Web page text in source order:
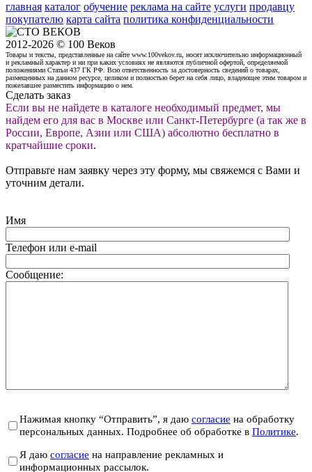
главная каталог обучение реклама на сайте услуги продавцу
покупателю карта сайта политика конфиденциальности
2012-2026 © 100 Веков
Товары и тексты, представленные на сайте www.100vekov.ru, носят исключительно информационный
и рекламный характер и ни при каких условиях не являются публичной офертой, определяемой
положениями Статьи 437 ГК РФ. Всю ответственность за достоверность сведений о товарах,
размещенных на данном ресурсе, целиком и полностью берет на себя лицо, владеющее этим товаром и
пожелавшее разместить информацию о нем.
Сделать заказ
Если вы не найдете в каталоге необходимый предмет, мы
найдем его для вас в Москве или Санкт-Петербурге (а так же в
России, Европе, Азии или США) абсолютно бесплатно в
кратчайшие сроки.
Отправьте нам заявку через эту форму, мы свяжемся с Вами и
уточним детали.
Имя
Телефон или e-mail
Сообщение:
Нажимая кнопку “Отправить”, я даю согласие на обработку
персональных данных. Подробнее об обработке в Политике.
Я даю согласие на направление рекламных и
информационных рассылок.